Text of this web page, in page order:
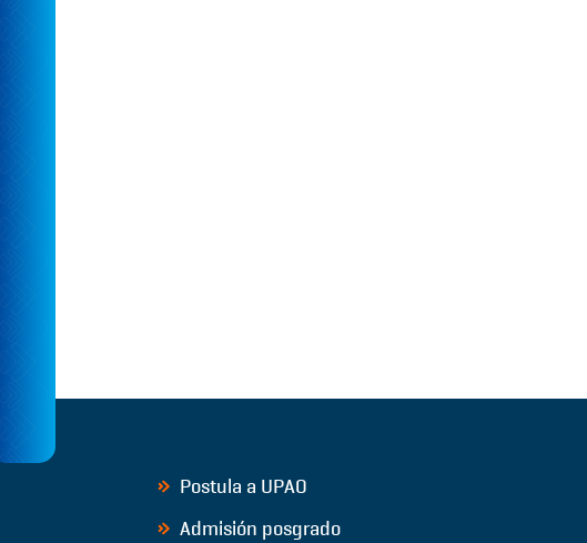
Postula a UPAO
Admisión posgrado